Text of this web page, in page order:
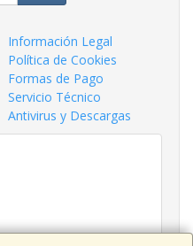
Información Legal
Política de Cookies
Formas de Pago
Servicio Técnico
Antivirus y Descargas